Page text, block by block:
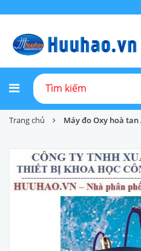
Trang chủ Máy đo Oxy hoà